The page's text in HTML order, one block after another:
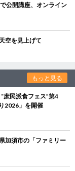
公開講座、オンライン
空を見上げて
もっと見る
民派食フェス”第4
2026」を開催
加須市の「ファミリー